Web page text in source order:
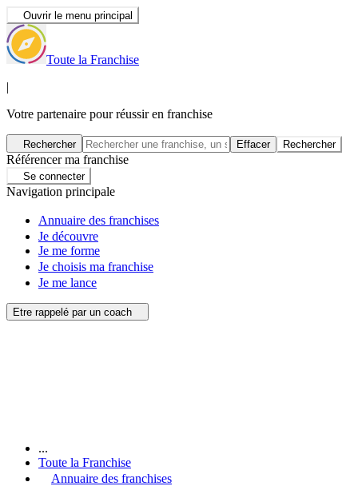
Ouvrir le menu principal
Toute la Franchise
|
Votre partenaire pour réussir en franchise
Rechercher Effacer Rechercher
Référencer ma franchise
Se connecter
Navigation principale
Annuaire des franchises
Je découvre
Je me forme
Je choisis ma franchise
Je me lance
Etre rappelé par un coach
...
Toute la Franchise
Annuaire des franchises